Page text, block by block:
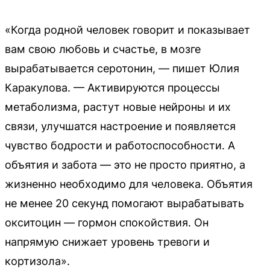
«Когда родной человек говорит и показывает
вам свою любовь и счастье, в мозге
вырабатывается серотонин, — пишет Юлия
Каракулова. — Активируются процессы
метаболизма, растут новые нейроны и их
связи, улучшатся настроение и появляется
чувство бодрости и работоспособности. А
объятия и забота — это не просто приятно, а
жизненно необходимо для человека. Объятия
не менее 20 секунд помогают вырабатывать
окситоцин — гормон спокойствия. Он
напрямую снижает уровень тревоги и
кортизола».